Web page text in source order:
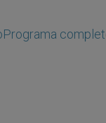
Programa